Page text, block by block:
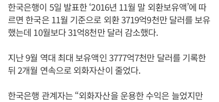
한국은행이 5일 발표한 ‘2016년 11월 말 외환보유액’에 따
르면 한국은 11월 기준으로 외환 3719억9천만 달러를 보유
했는데 10월보다 31억8천만 달러 감소했다.
지난 9월 역대 최대 보유액인 3777억7천만 달러를 기록한
뒤 2개월 연속으로 외화자산이 줄었다.
한국은행 관계자는 “외화자산을 운용한 수익은 늘었지만